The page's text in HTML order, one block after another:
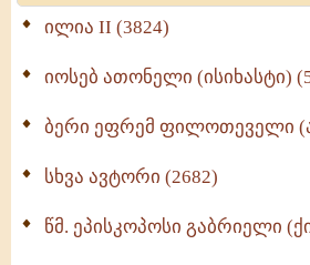
Wisdomge (514)
ქადაგებანი გაბრიელ
სულიერი ცხოვრების
ნაწილი II (369)
ილია II (3824)
იოსებ ათონელი (ისიხასტი)
ბერი ეფრემ ფილოთეველი
სხვა ავტორი (2682)
წმ. ეპისკოპოსი გაბრიელი